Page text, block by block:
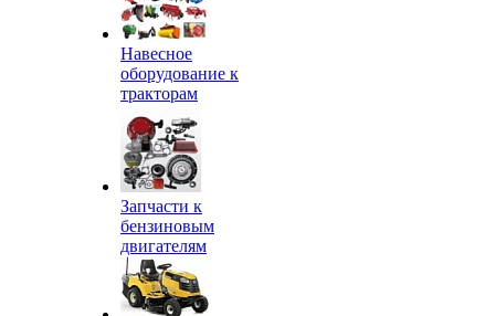
Навесное
оборудование к
тракторам
Запчасти к
бензиновым
двигателям